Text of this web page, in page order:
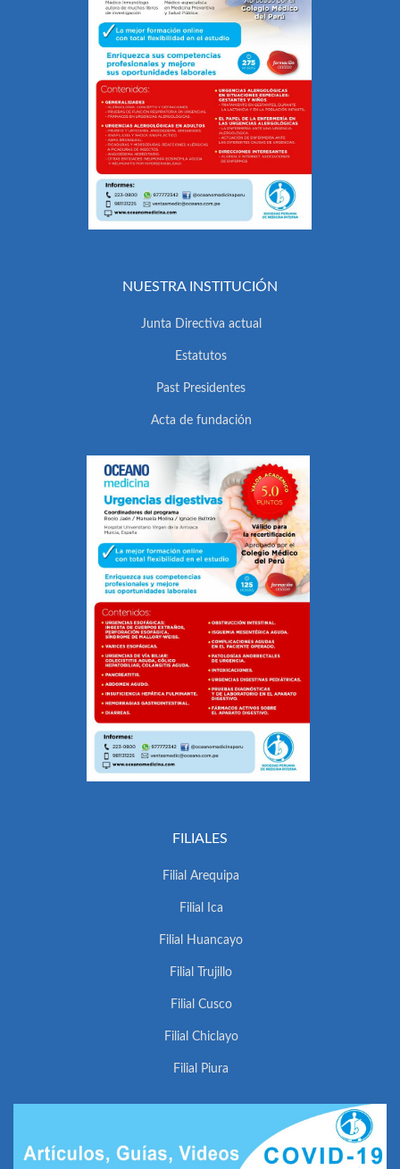
NUESTRA INSTITUCIÓN
Junta Directiva actual
Estatutos
Past Presidentes
Acta de fundación
FILIALES
Filial Arequipa
Filial Ica
Filial Huancayo
Filial Trujillo
Filial Cusco
Filial Chiclayo
Filial Piura